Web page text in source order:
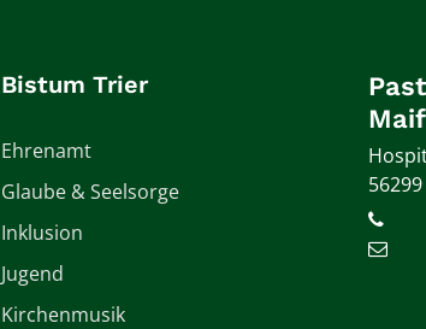
Bistum Trier
Ehrenamt
Glaube & Seelsorge
Inklusion
Jugend
Kirchenmusik
56299